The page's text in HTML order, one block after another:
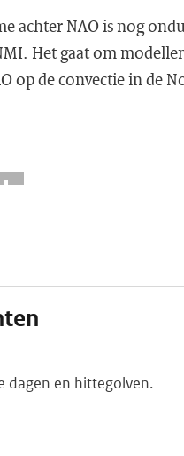
achter NAO is nog
Het gaat om
op de convectie in de
dagen en hittegolven.